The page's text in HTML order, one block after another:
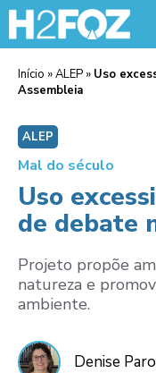
Início »ALEP » Uso
Assembleia
ALEP
Mal do século
Uso
de debate
Projeto propõe
natureza e
ambiente.
Denise Paro